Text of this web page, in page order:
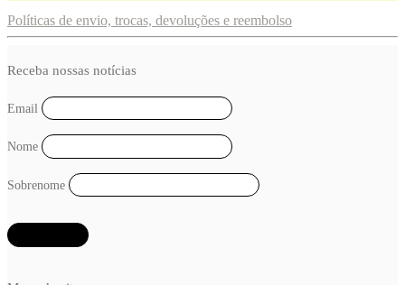
Políticas de envio, trocas, devoluções e reembolso
Receba nossas notícias
Email
Nome
Sobrenome